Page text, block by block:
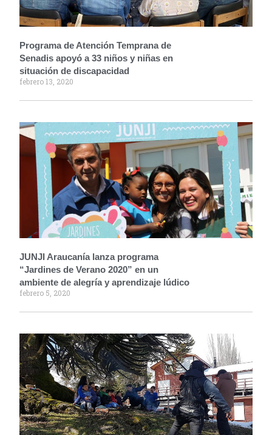
Programa de Atención Temprana de
Senadis apoyó a 33 niños y niñas en
situación de discapacidad
febrero 13, 2020
JUNJI Araucanía lanza programa
“Jardines de Verano 2020” en un
ambiente de alegría y aprendizaje lúdico
febrero 5, 2020